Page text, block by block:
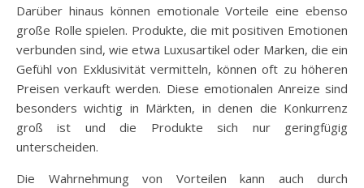
Darüber hinaus können emotionale Vorteile eine ebenso
große Rolle spielen. Produkte, die mit positiven Emotionen
verbunden sind, wie etwa Luxusartikel oder Marken, die ein
Gefühl von Exklusivität vermitteln, können oft zu höheren
Preisen verkauft werden. Diese emotionalen Anreize sind
besonders wichtig in Märkten, in denen die Konkurrenz
groß ist und die Produkte sich nur geringfügig
unterscheiden.
Die Wahrnehmung von Vorteilen kann auch durch